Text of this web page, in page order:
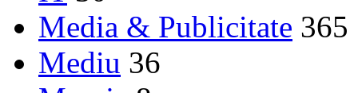
Media & Publicitate 365
Mediu 36